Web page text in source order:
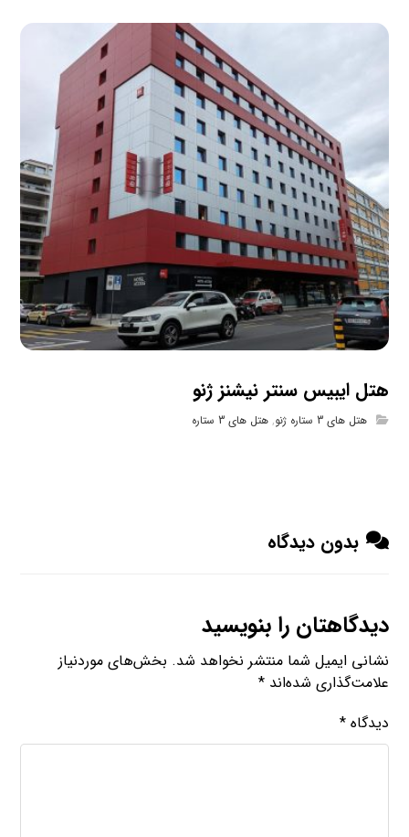
هتل ایبیس سنتر نیشنز ژنو
هتل های 3 ستاره ژنو ,هتل های 3 ستاره
بدون دیدگاه
دیدگاهتان را بنویسید
نشانی ایمیل شما منتشر نخواهد شد. بخش‌های موردنیاز
علامت‌گذاری شده‌اند*
دیدگاه*